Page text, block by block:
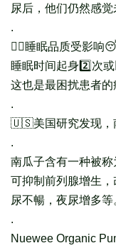
尿后，他们仍然感觉
.
👉🏻睡眠品质受影
睡眠时间起身2️⃣️次
这也是最困扰患者的
.
🇺🇸️美国研究发现，
.
南瓜子含有一种被称
可抑制前列腺增生
尿不暢，夜尿增多等
.
Nuewee Organic